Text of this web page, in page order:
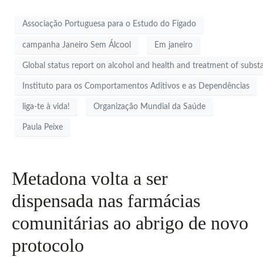
Associação Portuguesa para o Estudo do Fígado
campanha Janeiro Sem Álcool Em janeiro
Global status report on alcohol and health and treatment of
Instituto para os Comportamentos Aditivos e as Dependências
liga-te à vida! Organização Mundial da Saúde
Paula Peixe
Metadona volta a ser
dispensada nas farmácias
comunitárias ao abrigo de novo
protocolo